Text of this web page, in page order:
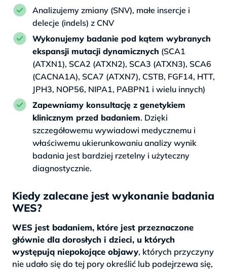
Analizujemy zmiany (SNV), małe insercje i
delecje (indels) z CNV
Wykonujemy badanie pod kątem wybranych
ekspansji mutacji dynamicznych (SCA1
(ATXN1), SCA2 (ATXN2), SCA3 (ATXN3), SCA6
(CACNA1A), SCA7 (ATXN7), CSTB, FGF14, HTT,
JPH3, NOP56, NIPA1, PABPN1 i wielu innych)
Zapewniamy konsultację z genetykiem
klinicznym przed badaniem. Dzięki
szczegółowemu wywiadowi medycznemu i
właściwemu ukierunkowaniu analizy wynik
badania jest bardziej rzetelny i użyteczny
diagnostycznie.
Kiedy zalecane jest wykonanie badania
WES?
WES jest badaniem, które jest przeznaczone
głównie dla dorosłych i dzieci, u których
występują niepokojące objawy, których przyczyny
nie udało się do tej pory określić lub podejrzewa się,